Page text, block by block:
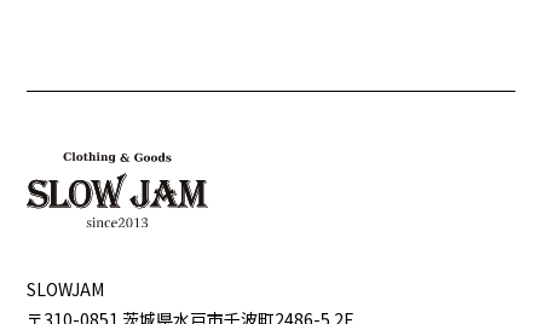
SLOWJAM
〒310-0851 茨城県⽔⼾市千波町2486-5 2F